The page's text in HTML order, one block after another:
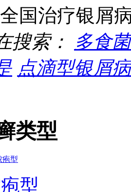
国治疗银屑
搜索：
多食
点滴型银屑
类型
疱型